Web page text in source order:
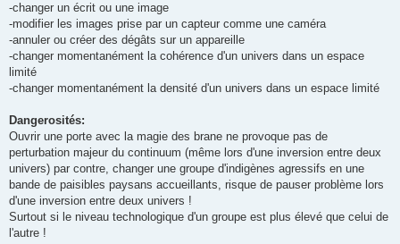
-changer un écrit ou une image
-modifier les images prise par un capteur comme une caméra
-annuler ou créer des dégâts sur un appareille
-changer momentanément la cohérence d'un univers dans un espace
limité
-changer momentanément la densité d'un univers dans un espace limité
Dangerosités:
Ouvrir une porte avec la magie des brane ne provoque pas de
perturbation majeur du continuum (même lors d'une inversion entre deux
univers) par contre, changer une groupe d'indigènes agressifs en une
bande de paisibles paysans accueillants, risque de pauser problème lors
d'une inversion entre deux univers !
Surtout si le niveau technologique d'un groupe est plus élevé que celui de
l'autre !